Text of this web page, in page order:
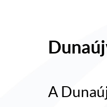
A